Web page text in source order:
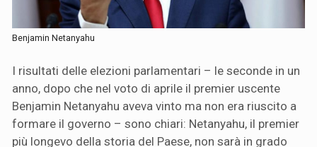
Benjamin Netanyahu
I risultati delle elezioni parlamentari – le seconde in un
anno, dopo che nel voto di aprile il premier uscente
Benjamin Netanyahu aveva vinto ma non era riuscito a
formare il governo – sono chiari: Netanyahu, il premier
più longevo della storia del Paese, non sarà in grado